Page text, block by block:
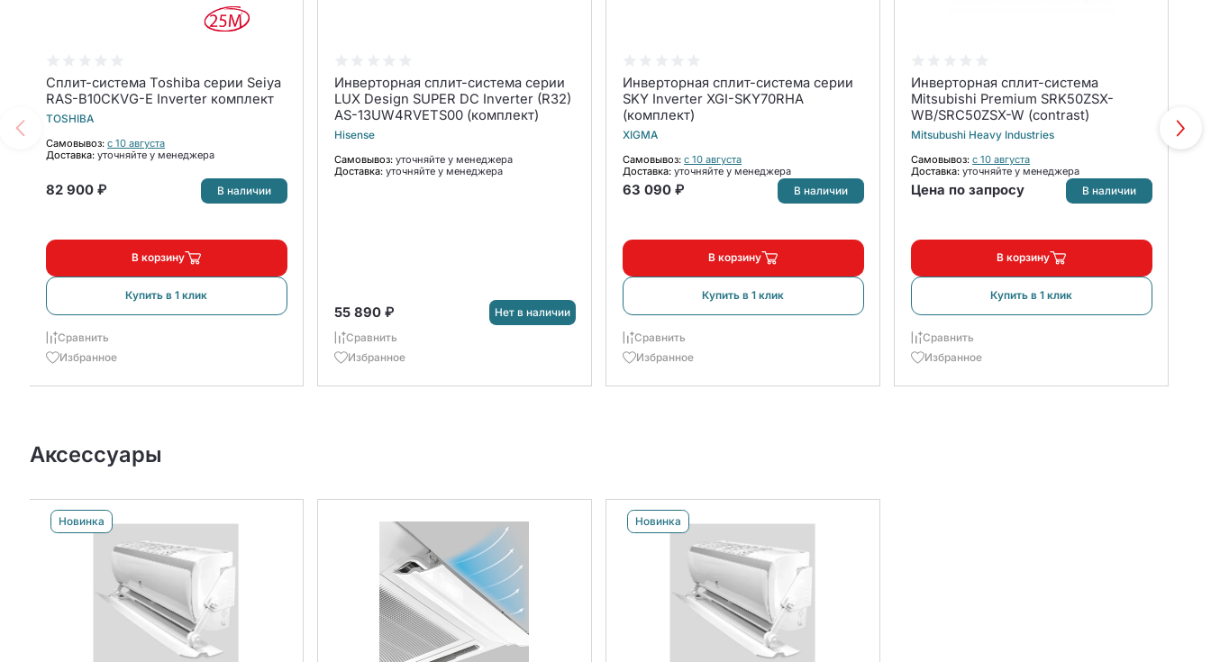
Сплит-система Toshiba серии Seiya
RAS-B10CKVG-E Inverter комплект
TOSHIBA
Самовывоз: с 10 августа
Доставка: уточняйте у менеджера
82 900 ₽ В наличии
В корзину
Купить в 1 клик
Сравнить
Избранное
Инверторная сплит-система серии
LUX Design SUPER DC Inverter (R32)
AS-13UW4RVETS00 (комплект)
Hisense
Самовывоз: уточняйте у менеджера
Доставка: уточняйте у менеджера
55 890 ₽ Нет в наличии
Сравнить
Избранное
Инверторная сплит-система серии
SKY Inverter XGI-SKY70RHA
(комплект)
XIGMA
Самовывоз: с 10 августа
Доставка: уточняйте у менеджера
63 090 ₽ В наличии
В корзину
Купить в 1 клик
Сравнить
Избранное
Инверторная сплит-система
Mitsubishi Premium SRK50ZSX-
WB/SRC50ZSX-W (contrast)
Mitsubushi Heavy Industries
Самовывоз: с 10 августа
Доставка: уточняйте у менеджера
Цена по запросу В наличии
В корзину
Купить в 1 клик
Сравнить
Избранное
Аксессуары
Новинка Новинка